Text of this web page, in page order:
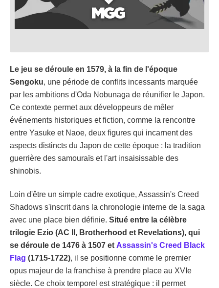
Le jeu se déroule en 1579, à la fin de l'époque
Sengoku, une période de conflits incessants marquée
par les ambitions d'Oda Nobunaga de réunifier le Japon.
Ce contexte permet aux développeurs de mêler
événements historiques et fiction, comme la rencontre
entre Yasuke et Naoe, deux figures qui incarnent des
aspects distincts du Japon de cette époque : la tradition
guerrière des samouraïs et l'art insaisissable des
shinobis.
Loin d'être un simple cadre exotique, Assassin's Creed
Shadows s'inscrit dans la chronologie interne de la saga
avec une place bien définie. Situé entre la célèbre
trilogie Ezio (AC II, Brotherhood et Revelations), qui
se déroule de 1476 à 1507 et Assassin's Creed Black
Flag (1715-1722), il se positionne comme le premier
opus majeur de la franchise à prendre place au XVIe
siècle. Ce choix temporel est stratégique : il permet